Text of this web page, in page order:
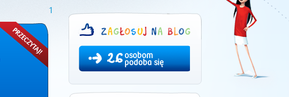
1
26osobom
podoba się